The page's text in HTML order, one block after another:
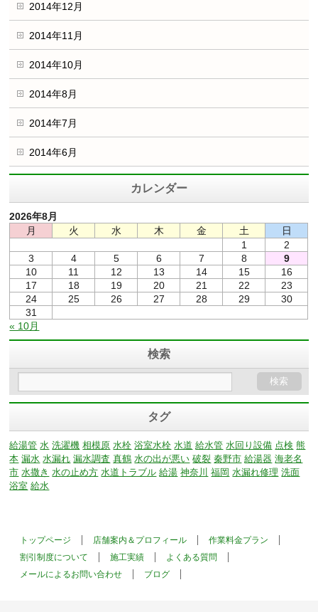
2014年12月
2014年11月
2014年10月
2014年8月
2014年7月
2014年6月
カレンダー
2026年8月
月
火 水 木 金 土
日
1
2
3
4 5 6 7 8
9
10
11 12 13 14 15
16
17
18 19 20 21 22
23
24
25 26 27 28 29
30
31
« 10月
検索
タグ
給湯管 水 洗濯機 相模原 水栓 浴室水栓 水道 給水管 水回り設備 点検 熊
本 漏水 水漏れ 漏水調査 真鶴 水の出が悪い 破裂 秦野市 給湯器 海老名
市 水撒き 水の止め方 水道トラブル 給湯 神奈川 福岡 水漏れ修理 洗面
浴室 給水
トップページ 店舗案内＆プロフィール
作業料金プラン
割引制度について
施工実績
よくある質問
メールによるお問い合わせ
ブログ